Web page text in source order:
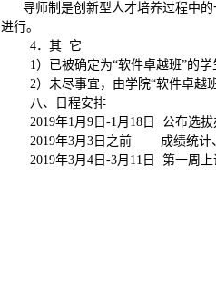
导师制是创新型人才培养过程中
进行。
4．其 它
1）已被确定为“软件卓越班”的
2）未尽事宜，由学院“软件卓越
八、日程安排
2019年1月 9 日 -1月 18 日 公布选拔
2019年3月 3 日之前
成绩统计
2019年3月 4 日 -3月 11 日 第一周